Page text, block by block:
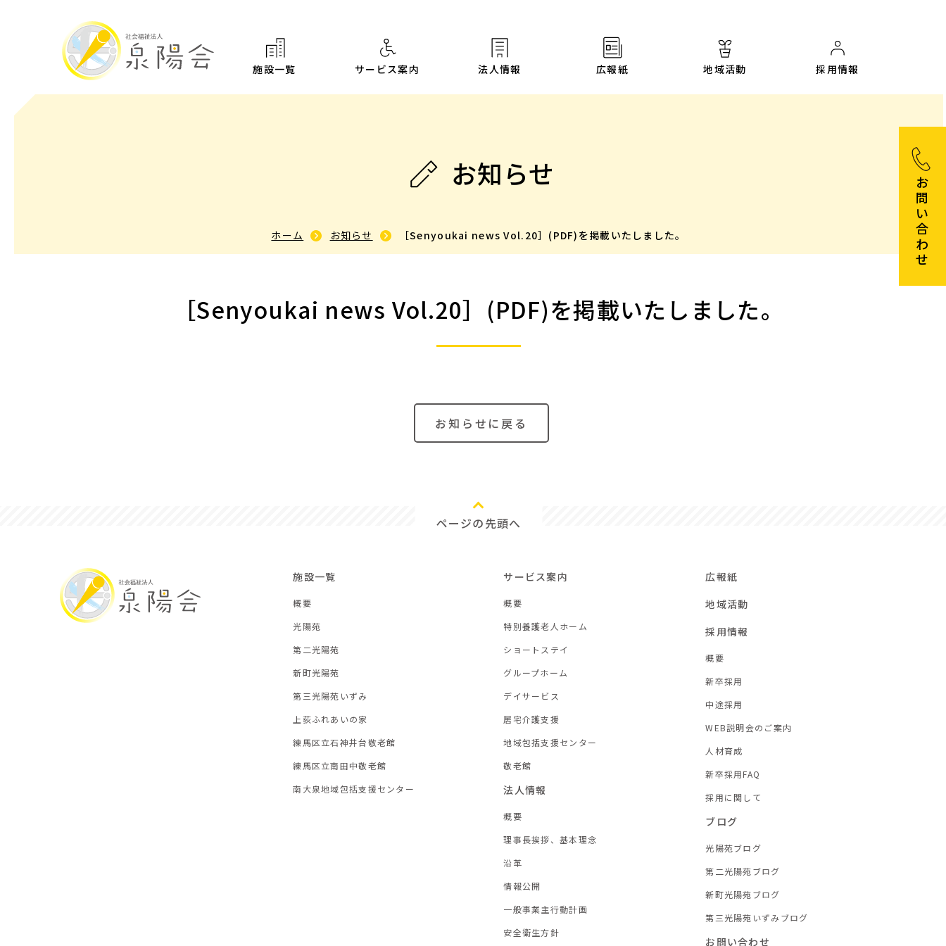
施設一覧 サービス案内 法人情報 広報紙 地域活動 採用情報
お知らせ
ホーム お知らせ ［Senyoukai news Vol.20］(PDF)を掲載いたしました。
［Senyoukai news Vol.20］(PDF)を掲載いたしました。
お知らせに戻る
ページの先頭へ
施設一覧
概要
光陽苑
第二光陽苑
新町光陽苑
第三光陽苑いずみ
上荻ふれあいの家
練馬区立石神井台敬老館
練馬区立南田中敬老館
南大泉地域包括支援センター
サービス案内
概要
特別養護老人ホーム
ショートステイ
グループホーム
デイサービス
居宅介護支援
地域包括支援センター
敬老館
法人情報
概要
理事長挨拶、基本理念
沿革
情報公開
一般事業主行動計画
安全衛生方針
広報紙
地域活動
採用情報
概要
新卒採用
中途採用
WEB説明会のご案内
人材育成
新卒採用FAQ
採用に関して
ブログ
光陽苑ブログ
第二光陽苑ブログ
新町光陽苑ブログ
第三光陽苑いずみブログ
お問い合わせ
お
問
い
合
わ
せ